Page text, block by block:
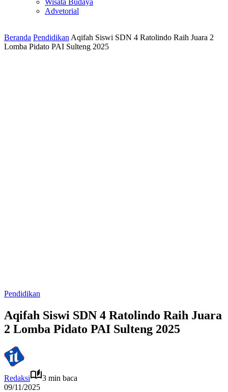
Wisata Budaya
Advetorial
Beranda Pendidikan Aqifah Siswi SDN 4 Ratolindo Raih Juara 2
Lomba Pidato PAI Sulteng 2025
Pendidikan
Aqifah Siswi SDN 4 Ratolindo Raih Juara
2 Lomba Pidato PAI Sulteng 2025
Redaksi
3 min baca
09/11/2025